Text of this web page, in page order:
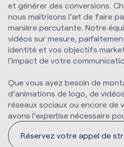
et générer des conversions.
nous maîtrisons l'art de faire
manière percutante. Notre
vidéos sur mesure,
identité et vos objectifs
l'impact de votre
Que vous ayez besoin de
d'animations de logo, de
réseaux sociaux ou encore de
avons l'expertise nécessaire
Réservez votre appel de